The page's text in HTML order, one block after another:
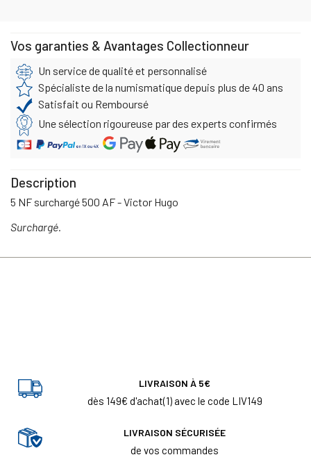
Vos garanties & Avantages Collectionneur
Un service de qualité et personnalisé
Spécialiste de la numismatique depuis plus de 40 ans
Satisfait ou Remboursé
Une sélection rigoureuse par des experts confirmés
Description
5 NF surchargé 500 AF - Victor Hugo
Surchargé.
LIVRAISON À 5€
dès 149€ d'achat(1) avec le code LIV149
LIVRAISON SÉCURISÉE
de vos commandes